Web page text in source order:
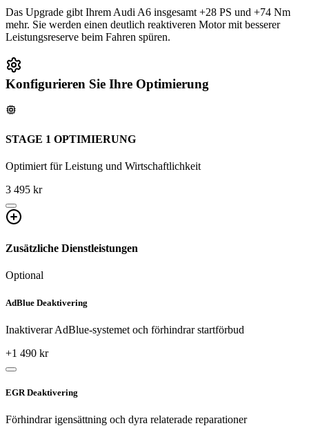
Das Upgrade gibt Ihrem Audi A6 insgesamt +28 PS und +74 Nm
mehr. Sie werden einen deutlich reaktiveren Motor mit besserer
Leistungsreserve beim Fahren spüren.
Konfigurieren Sie Ihre Optimierung
STAGE 1 OPTIMIERUNG
Optimiert für Leistung und Wirtschaftlichkeit
3 495 kr
Zusätzliche Dienstleistungen
Optional
AdBlue Deaktivering
Inaktiverar AdBlue-systemet och förhindrar startförbud
+1 490 kr
EGR Deaktivering
Förhindrar igensättning och dyra relaterade reparationer